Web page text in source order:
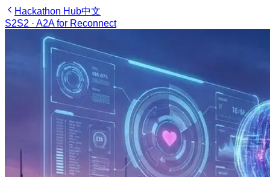
Hackathon Hub中文
S2S2 · A2A for Reconnect